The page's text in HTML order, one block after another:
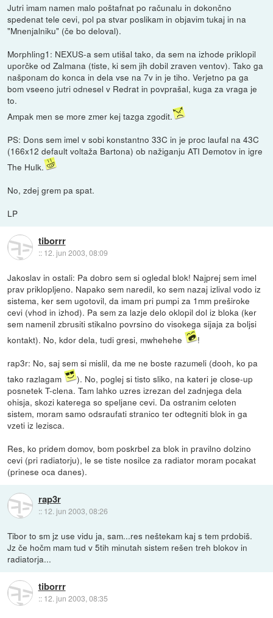
Jutri imam namen malo poštafnat po računalu in dokončno
spedenat tele cevi, pol pa stvar poslikam in objavim tukaj in na
"Mnenjalniku" (če bo deloval).
Morphling1: NEXUS-a sem utišal tako, da sem na izhode priklopil
uporčke od Zalmana (tiste, ki sem jih dobil zraven ventov). Tako ga
našponam do konca in dela vse na 7v in je tiho. Verjetno pa ga
bom vseeno jutri odnesel v Redrat in povprašal, kuga za vraga je
to.
Ampak men se more zmer kej tazga zgodit.
PS: Dons sem imel v sobi konstantno 33C in je proc laufal na 43C
(166x12 default voltaža Bartona) ob nažiganju ATI Demotov in igre
The Hulk.
No, zdej grem pa spat.
LP
tiborrr
:: 12. jun 2003, 08:09
Jakoslav in ostali: Pa dobro sem si ogledal blok! Najprej sem imel
prav priklopljeno. Napako sem naredil, ko sem nazaj izlival vodo iz
sistema, ker sem ugotovil, da imam pri pumpi za 1mm preširoke
cevi (vhod in izhod). Pa sem za lazje delo oklopil dol iz bloka (ker
sem namenil zbrusiti stikalno povrsino do visokega sijaja za boljsi
kontakt). No, kdor dela, tudi gresi, mwhehehe
!
rap3r: No, saj sem si mislil, da me ne boste razumeli (dooh, ko pa
tako razlagam
). No, poglej si tisto sliko, na kateri je close-up
posnetek T-clena. Tam lahko uzres izrezan del zadnjega dela
ohisja, skozi katerega so speljane cevi. Da ostranim celoten
sistem, moram samo odsraufati stranico ter odtegniti blok in ga
vzeti iz lezisca.
Res, ko pridem domov, bom poskrbel za blok in pravilno dolzino
cevi (pri radiatorju), le se tiste nosilce za radiator moram pocakat
(prinese oca danes).
rap3r
:: 12. jun 2003, 08:26
Tibor to sm jz use vidu ja, sam...res neštekam kaj s tem prdobiš.
Jz če hočm mam tud v 5tih minutah sistem rešen treh blokov in
radiatorja...
tiborrr
:: 12. jun 2003, 08:35